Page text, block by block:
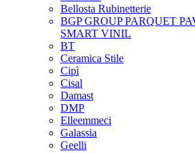
Bellosta Rubinetterie
BGP GROUP PARQUET
SMART VINIL
BT
Ceramica Stile
Cipì
Cisal
Damast
DMP
Elleemmeci
Galassia
Geelli